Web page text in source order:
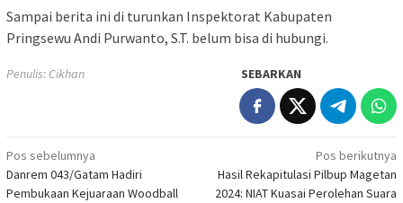
Sampai berita ini di turunkan Inspektorat Kabupaten
Pringsewu Andi Purwanto, S.T. belum bisa di hubungi.
Penulis: Cikhan SEBARKAN
Navigasi
pos
Pos sebelumnya
Danrem 043/Gatam Hadiri
Pembukaan Kejuaraan Woodball
Pos berikutnya
Hasil Rekapitulasi Pilbup Magetan
2024: NIAT Kuasai Perolehan Suara